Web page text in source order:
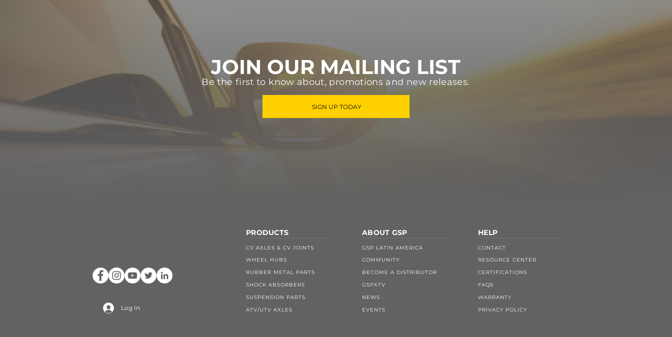
JOIN OUR MAILING LIST
Be the first to know about, promotions and new releases.
SIGN UP TODAY
Log In
PRODUCTS
CV AXLES & CV JOINTS
WHEEL HUBS
RUBBER METAL PARTS
SHOCK ABSORBERS
SUSPENSION PARTS
ATV/UTV AXLES
ABOUT GSP
GSP LATIN AMERICA
COMMUNITY
BECOME A DISTRIBUTOR
GSPXTV
NEWS
EVENTS
HELP
CONTACT
RESOURCE CENTER
CERTIFICATIONS
FAQS
WARRANTY
PRIVACY POLICY